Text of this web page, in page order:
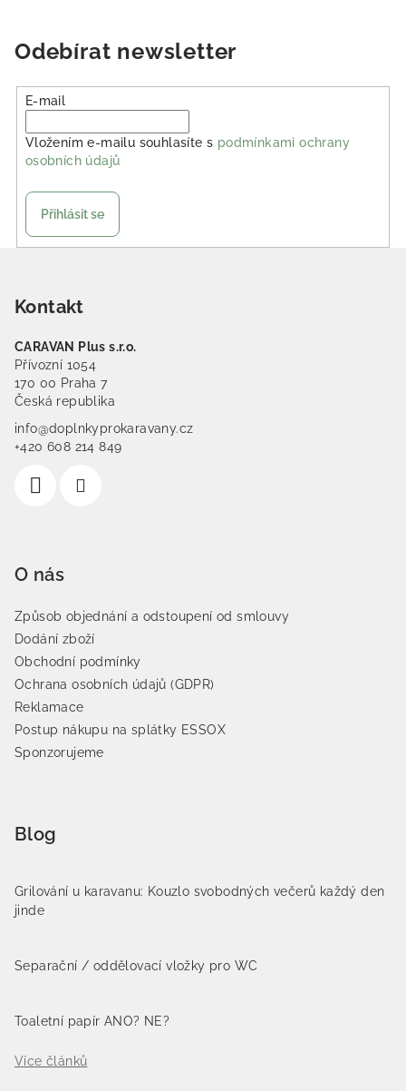
Odebírat newsletter
E-mail
Vložením e-mailu souhlasíte s podmínkami ochrany
osobních údajů
Přihlásit se
Kontakt
CARAVAN Plus s.r.o.
Přívozní 1054
170 00 Praha 7
Česká republika
info@doplnkyprokaravany.cz
+420 608 214 849
O nás
Způsob objednání a odstoupení od smlouvy
Dodání zboží
Obchodní podmínky
Ochrana osobních údajů (GDPR)
Reklamace
Postup nákupu na splátky ESSOX
Sponzorujeme
Blog
Grilování u karavanu: Kouzlo svobodných večerů každý den
jinde
Separační / oddělovací vložky pro WC
Toaletní papír ANO? NE?
Více článků